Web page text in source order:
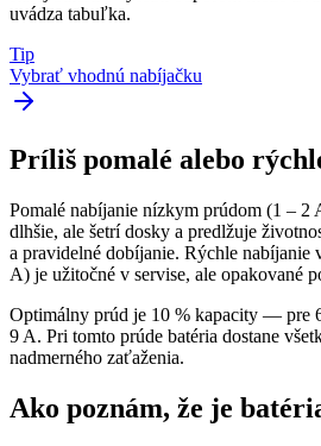
uvádza tabuľka.
Tip
Vybrať vhodnú nabíjačku
Príliš pomalé alebo
Pomalé nabíjanie nízkym prúdom (1 – 2
dlhšie, ale šetrí dosky a predlžuje
a pravidelné dobíjanie. Rýchle nabíjanie
A) je užitočné v servise, ale opakované
Optimálny prúd je 10 % kapacity — pre
9 A. Pri tomto prúde batéria dostane
nadmerného zaťaženia.
Ako poznám, že je